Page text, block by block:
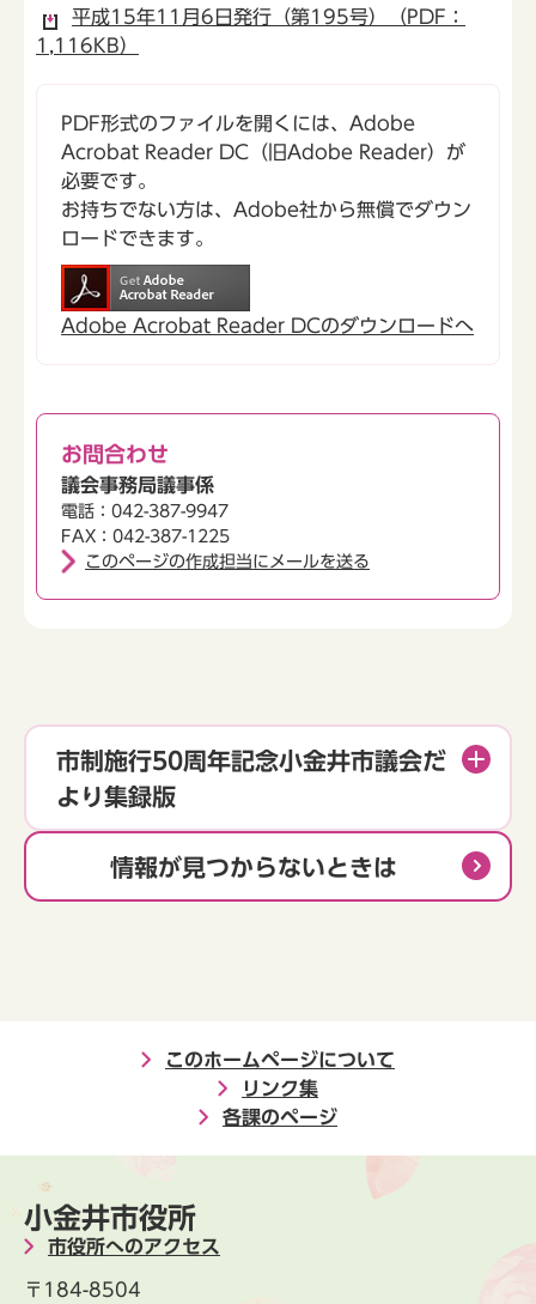
平成15年11月6日発行（第195号）（PDF：
1,116KB）
PDF形式のファイルを開くには、Adobe
Acrobat Reader DC（旧Adobe Reader）が
必要です。
お持ちでない方は、Adobe社から無償でダウン
ロードできます。
Adobe Acrobat Reader DCのダウンロードへ
お問合わせ
議会事務局議事係
電話：042-387-9947
FAX：042-387-1225
このページの作成担当にメールを送る
市制施行50周年記念小金井市議会だ
より集録版
情報が見つからないときは
このホームページについて
リンク集
各課のページ
小金井市役所
市役所へのアクセス
〒184-8504